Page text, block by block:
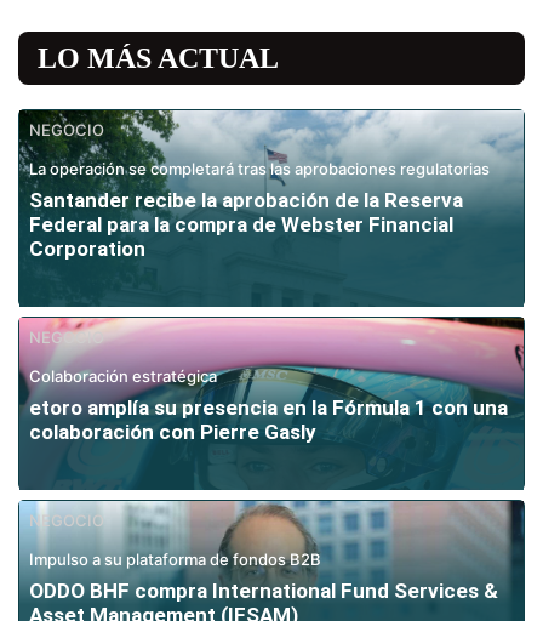
LO MÁS ACTUAL
NEGOCIO
La operación se completará tras las aprobaciones regulatorias
Santander recibe la aprobación de la Reserva
Federal para la compra de Webster Financial
Corporation
NEGOCIO
Colaboración estratégica
etoro amplía su presencia en la Fórmula 1 con una
colaboración con Pierre Gasly
NEGOCIO
Impulso a su plataforma de fondos B2B
ODDO BHF compra International Fund Services &
Asset Management (IFSAM)